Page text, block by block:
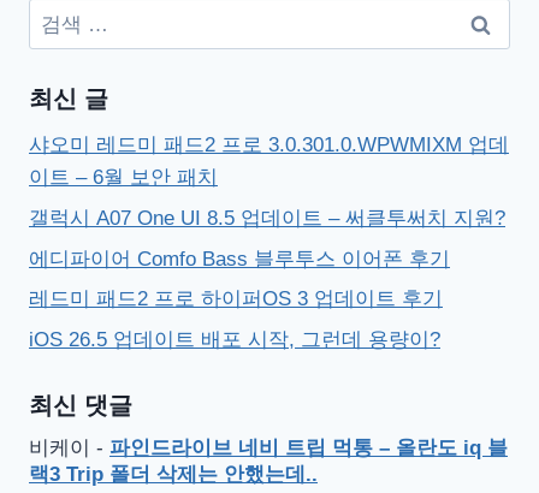
검
색:
최신 글
샤오미 레드미 패드2 프로 3.0.301.0.WPWMIXM 업데
이트 – 6월 보안 패치
갤럭시 A07 One UI 8.5 업데이트 – 써클투써치 지원?
에디파이어 Comfo Bass 블루투스 이어폰 후기
레드미 패드2 프로 하이퍼OS 3 업데이트 후기
iOS 26.5 업데이트 배포 시작, 그런데 용량이?
최신 댓글
비케이 - 파인드라이브 네비 트립 먹통 – 올란도 iq 블
랙3 Trip 폴더 삭제는 안했는데..